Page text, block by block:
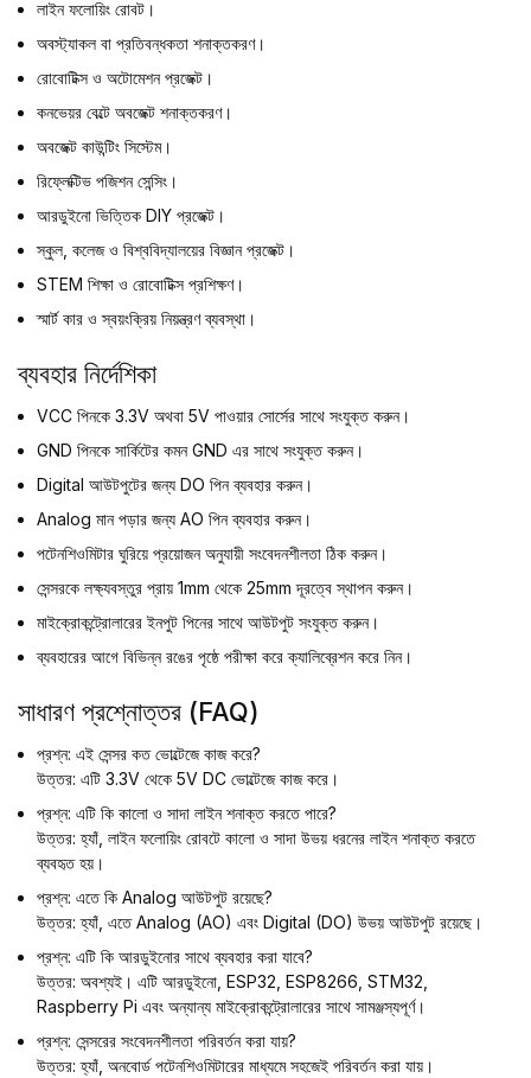
লাইন ফলোয়িং রোবট।
অবস্ট্যাকল বা প্রতিবন্ধকতা শনাক্তকরণ।
রোবোটিক্স ও অটোমেশন প্রজেক্ট।
কনভেয়র বেল্টে অবজেক্ট শনাক্তকরণ।
অবজেক্ট কাউন্টিং সিস্টেম।
রিফ্লেক্টিভ পজিশন সেন্সিং।
আরডুইনো ভিত্তিক DIY প্রজেক্ট।
স্কুল, কলেজ ও বিশ্ববিদ্যালয়ের বিজ্ঞান প্রজেক্ট।
STEM শিক্ষা ও রোবোটিক্স প্রশিক্ষণ।
স্মার্ট কার ও স্বয়ংক্রিয় নিয়ন্ত্রণ ব্যবস্থা।
ব্যবহার নির্দেশিকা
VCC পিনকে 3.3V অথবা 5V পাওয়ার সোর্সের সাথে সংযুক্ত করুন।
GND পিনকে সার্কিটের কমন GND এর সাথে সংযুক্ত করুন।
Digital আউটপুটের জন্য DO পিন ব্যবহার করুন।
Analog মান পড়ার জন্য AO পিন ব্যবহার করুন।
পটেনশিওমিটার ঘুরিয়ে প্রয়োজন অনুযায়ী সংবেদনশীলতা ঠিক করুন।
সেন্সরকে লক্ষ্যবস্তুর প্রায় 1mm থেকে 25mm দূরত্বে স্থাপন করুন।
মাইক্রোকন্ট্রোলারের ইনপুট পিনের সাথে আউটপুট সংযুক্ত করুন।
ব্যবহারের আগে বিভিন্ন রঙের পৃষ্ঠে পরীক্ষা করে ক্যালিব্রেশন করে নিন।
সাধারণ প্রশ্নোত্তর (FAQ)
প্রশ্ন: এই সেন্সর কত ভোল্টেজে কাজ করে?
উত্তর: এটি 3.3V থেকে 5V DC ভোল্টেজে কাজ করে।
প্রশ্ন: এটি কি কালো ও সাদা লাইন শনাক্ত করতে পারে?
উত্তর: হ্যাঁ, লাইন ফলোয়িং রোবটে কালো ও সাদা উভয় ধরনের লাইন শনাক্ত করতে
ব্যবহৃত হয়।
প্রশ্ন: এতে কি Analog আউটপুট রয়েছে?
উত্তর: হ্যাঁ, এতে Analog (AO) এবং Digital (DO) উভয় আউটপুট রয়েছে।
প্রশ্ন: এটি কি আরডুইনোর সাথে ব্যবহার করা যাবে?
উত্তর: অবশ্যই। এটি আরডুইনো, ESP32, ESP8266, STM32,
Raspberry Pi এবং অন্যান্য মাইক্রোকন্ট্রোলারের সাথে সামঞ্জস্যপূর্ণ।
প্রশ্ন: সেন্সরের সংবেদনশীলতা পরিবর্তন করা যায়?
উত্তর: হ্যাঁ, অনবোর্ড পটেনশিওমিটারের মাধ্যমে সহজেই পরিবর্তন করা যায়।